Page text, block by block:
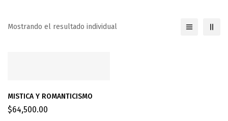
Mostrando el resultado individual
MISTICA Y ROMANTICISMO
$64,500.00